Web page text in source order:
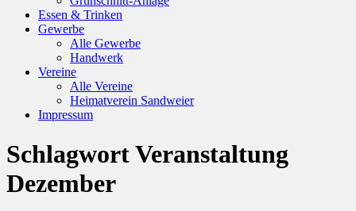
Essen & Trinken
Gewerbe
Alle Gewerbe
Handwerk
Vereine
Alle Vereine
Heimatverein Sandweier
Impressum
SchlagwortVeranstaltung
Dezember